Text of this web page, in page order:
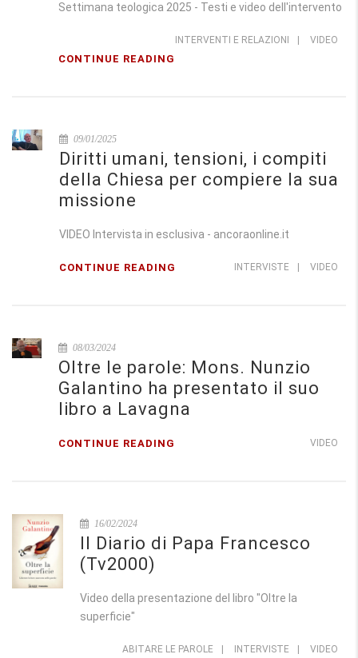
Settimana teologica 2025 - Testi e video dell'intervento
INTERVENTI E RELAZIONI VIDEO
CONTINUE READING
09/01/2025
Diritti umani, tensioni, i compiti
della Chiesa per compiere la sua
missione
VIDEO Intervista in esclusiva - ancoraonline.it
INTERVISTE VIDEO
CONTINUE READING
08/03/2024
Oltre le parole: Mons. Nunzio
Galantino ha presentato il suo
libro a Lavagna
VIDEO
CONTINUE READING
16/02/2024
Il Diario di Papa Francesco
(Tv2000)
Video della presentazione del libro "Oltre la
superficie"
ABITARE LE PAROLE INTERVISTE VIDEO